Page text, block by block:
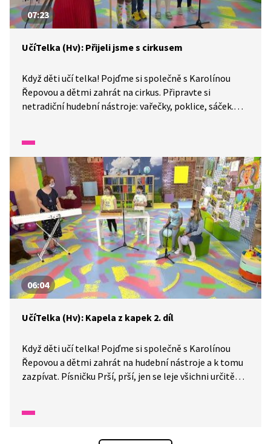
07:23
UčíTelka (Hv): Přijeli jsme s cirkusem
Když děti učí telka! Pojďme si společně s Karolínou
Řepovou a dětmi zahrát na cirkus. Připravte si
netradiční hudební nástroje: vařečky, poklice, sáček.
06:04
UčíTelka (Hv): Kapela z kapek 2. díl
Když děti učí telka! Pojďme si společně s Karolínou
Řepovou a dětmi zahrát na hudební nástroje a k tomu
zazpívat. Písničku Prší, prší, jen se leje všichni určitě
Pozor, ať to nepopletete.